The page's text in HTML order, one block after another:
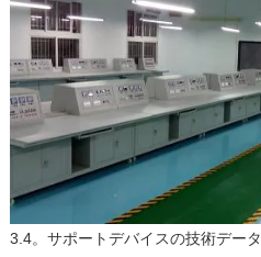
3.4。サポートデバイスの技術データ